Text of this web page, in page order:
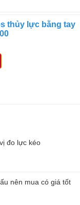
thủy lực bằng tay
đo lực kéo
nên mua có giá tốt